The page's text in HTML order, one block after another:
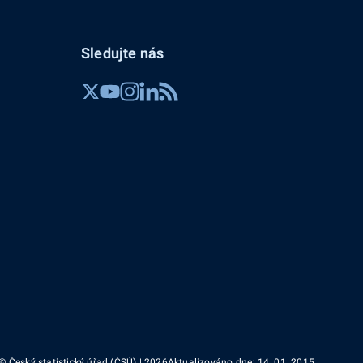
Sledujte nás